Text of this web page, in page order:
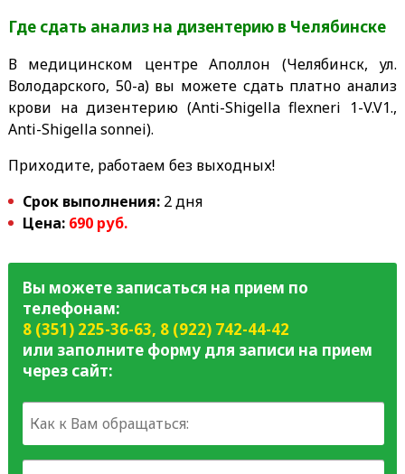
Где сдать анализ на дизентерию в Челябинске
В медицинском центре Аполлон (Челябинск, ул.
Володарского, 50-а) вы можете сдать платно анализ
крови на дизентерию (Anti-Shigella flexneri 1-V.V1.,
Anti-Shigella sonnei).
Приходите, работаем без выходных!
Срок выполнения:2 дня
Цена: 690 руб.
Вы можете записаться на прием по
телефонам:
8 (351) 225-36-63, 8 (922) 742-44-42
или заполните форму для записи на прием
через сайт: